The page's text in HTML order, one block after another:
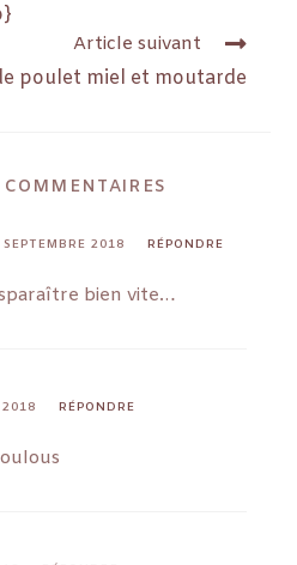
Article suivant
poulet miel et moutarde
SEPTEMBRE 2018 RÉPONDRE
bien vite…
2018 RÉPONDRE